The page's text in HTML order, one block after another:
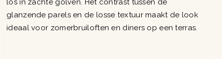
los in zachte golven. Het contrast tussen de
glanzende parels en de losse textuur maakt de look
ideaal voor zomerbruiloften en diners op een terras.